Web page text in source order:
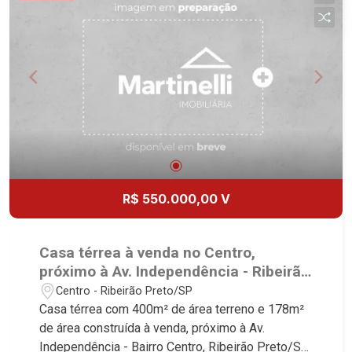
Imobiliária, referência no mercado imobiliário
desde 2000! Avenida João Fiúsa, 1051 - Alto da
Boa Vista | Ribeirão Preto.
R$ 550.000,00 V
Casa térrea à venda no Centro,
próximo à Av. Independência - Ribeirão
Preto/SP.
Centro - Ribeirão Preto/SP
Casa térrea com 400m² de área terreno e 178m²
de área construída à venda, próximo à Av.
Independência - Bairro Centro, Ribeirão Preto/SP.